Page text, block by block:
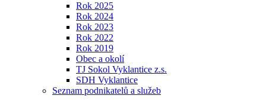
Rok 2025
Rok 2024
Rok 2023
Rok 2022
Rok 2019
Obec a okolí
TJ Sokol Vyklantice z.s.
SDH Vyklantice
Seznam podnikatelů a služeb